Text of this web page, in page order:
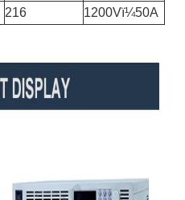
216 1200Vï¼50A